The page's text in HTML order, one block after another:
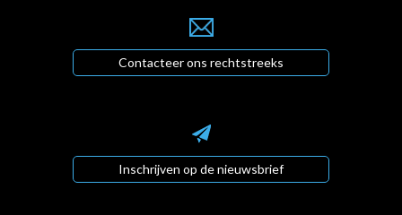
Contacteer ons rechtstreeks
Inschrijven op de nieuwsbrief